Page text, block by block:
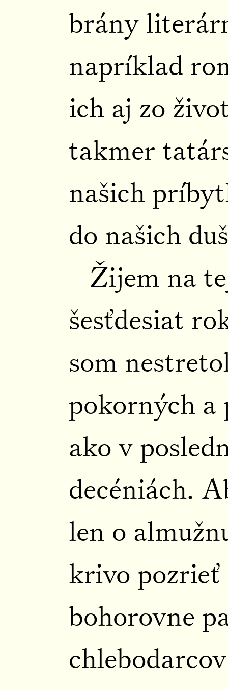
brány
napríklad
ich aj zo
takmer
našich
do našich
Žijem na
šesťdesiat
som
pokorných a
ako v
decéniách.
len o
krivo
bohorovne